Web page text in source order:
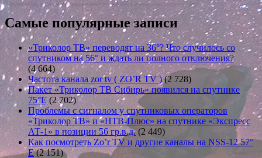
Самые популярные записи
«Триколор ТВ» переводят на 36°? Что случилось со
спутником на 56° и ждать ли полного отключения?
(4 664)
Частота канала zor tv ( ZO’R TV ) (2 728)
Пакет «Триколор ТВ Сибирь» появился на спутнике
75°E (2 702)
Проблемы с сигналом у спутниковых операторов
«Триколор ТВ» и «НТВ-Плюс» на спутнике «Экспресс
АТ-1» в позиции 56 гр.в.д. (2 449)
Как посмотреть Zo’r TV и другие каналы на NSS-12 57°
E (2 151)